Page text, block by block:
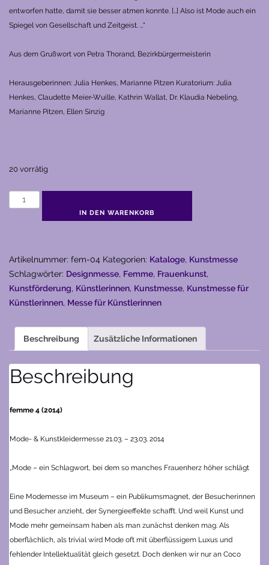
entworfen hatte, damit sie besser atmen konnte. […] Also ist Mode auch ein
Spiegel von Gesellschaft und Zeitgeist. …“
Aus dem Grußwort von Petra Thorand, Bezirkbürgermeisterin
Herausgeberinnen: Julia Henkes, Marianne Pitzen Kuratorium: Julia
Henkes, Claudette Meier-Wuille, Kathrin Wallat, Dr. Klaudia Nebeling,
Marianne Pitzen, Ellen Sinzig
20 vorrätig
femme
IN DEN WARENKORB
Artikelnummer: fem-04 Kategorien: Kataloge, Kunstmesse
Schlagwörter: Designmesse, Femme, Frauenkunst,
Kunstförderung, Künstlerinnen, Kunstmesse, Kunstmesse für
Künstlerinnen, Messe für Künstlerinnen
Beschreibung Zusätzliche Informationen
Beschreibung
femme 4 (2014)
Mode- & Kunstkleidermesse 21.03. – 23.03. 2014
„Mode – ein Schlagwort, bei dem so manches Frauenherz höher schlägt
Eine Modemesse im Museum – ein Publikumsmagnet, der Besucherinnen
und Besucher anzieht, der Synergieeffekte schafft. Und weil Kunst und
Mode mehr gemeinsam haben als man zunächst denken mag. Als
oberflächlich, als trivial wird Mode oft mit überflüssigem Luxus und
fehlender Intellektualität gleich gesetzt. Doch denken wir nur an Coco